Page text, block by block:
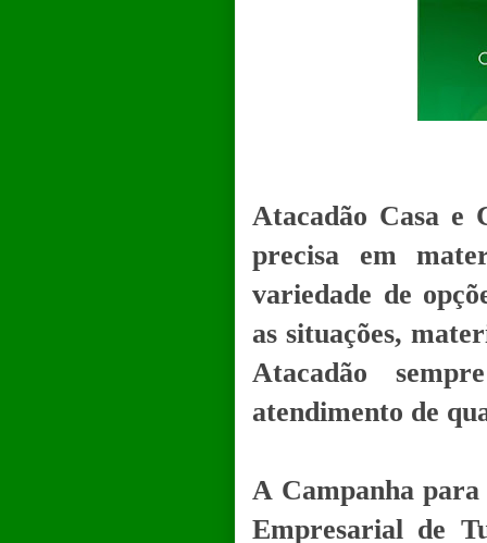
Atacadão Casa e
precisa em
variedade de
as situações,
Atacadão
atendimento de
A Campanha para
Empresarial de